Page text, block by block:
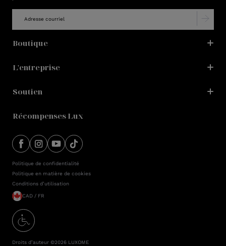
Boutique
L'entreprise
Soutien
Récompenses Lux
Politique de confidentialité
Politique en matière de cookies
Conditions d’utilisation
CAD / FR
Droits d’auteur ©2026 LUXOME